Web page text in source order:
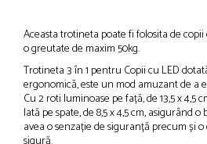
Aceasta trotineta poate fi folosita de
o greutate de maxim 50kg.
Trotineta 3 în 1 pentru Copii cu LED
ergonomică, este un mod amuzant de a
Cu 2 roti luminoase pe față, de 13,5 x 4,5
lată pe spate, de 8,5 x 4,5 cm, asigurând
avea o senzație de siguranță precum și